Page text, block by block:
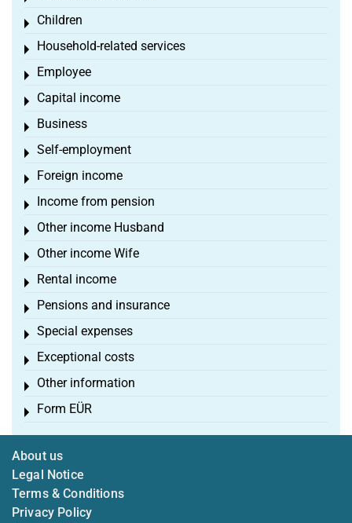
Children
Toggle menu
Household-related services
Toggle menu
Employee
Toggle menu
Capital income
Toggle menu
Business
Toggle menu
Self-employment
Toggle menu
Foreign income
Toggle menu
Income from pension
Toggle menu
Other income Husband
Toggle menu
Other income Wife
Toggle menu
Rental income
Toggle menu
Pensions and insurance
Toggle menu
Special expenses
Toggle menu
Exceptional costs
Toggle menu
Other information
Toggle menu
Form EÜR
Toggle menu
About us
Legal Notice
Terms & Conditions
Privacy Policy